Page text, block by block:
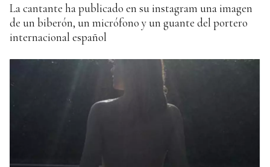
La cantante ha publicado en su instagram una imagen
de un biberón, un micrófono y un guante del portero
internacional español